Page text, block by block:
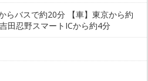
らバスで約20分 【車】東京から約
田忍野スマートICから約4分